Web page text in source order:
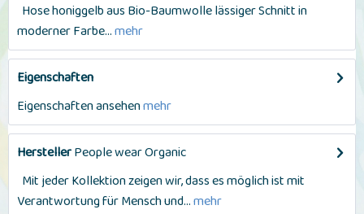
Hose honiggelb aus Bio-Baumwolle lässiger Schnitt in
moderner Farbe...mehr
Eigenschaften
Eigenschaften ansehenmehr
HerstellerPeople wear Organic
Mit jeder Kollektion zeigen wir, dass es möglich ist mit
Verantwortung für Mensch und...mehr